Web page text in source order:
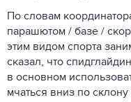
По словам
парашютом / базе /
этим видом спорта
сказал, что
в основном
мчаться вниз по